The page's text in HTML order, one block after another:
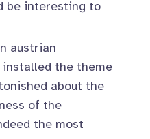
be interesting to
austrian
the theme
about the
of the
the most